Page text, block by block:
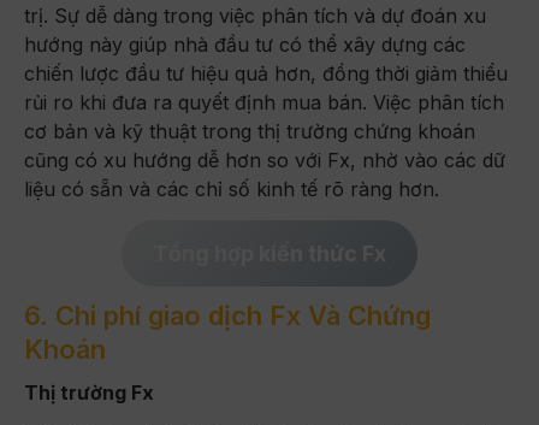
trị. Sự dễ dàng trong việc phân tích và dự đoán xu
hướng này giúp nhà đầu tư có thể xây dựng các
chiến lược đầu tư hiệu quả hơn, đồng thời giảm thiểu
rủi ro khi đưa ra quyết định mua bán. Việc phân tích
cơ bản và kỹ thuật trong thị trường chứng khoán
cũng có xu hướng dễ hơn so với Fx, nhờ vào các dữ
liệu có sẵn và các chỉ số kinh tế rõ ràng hơn.
6. Chi phí giao dịch Fx Và Chứng
Khoán
Thị trường Fx